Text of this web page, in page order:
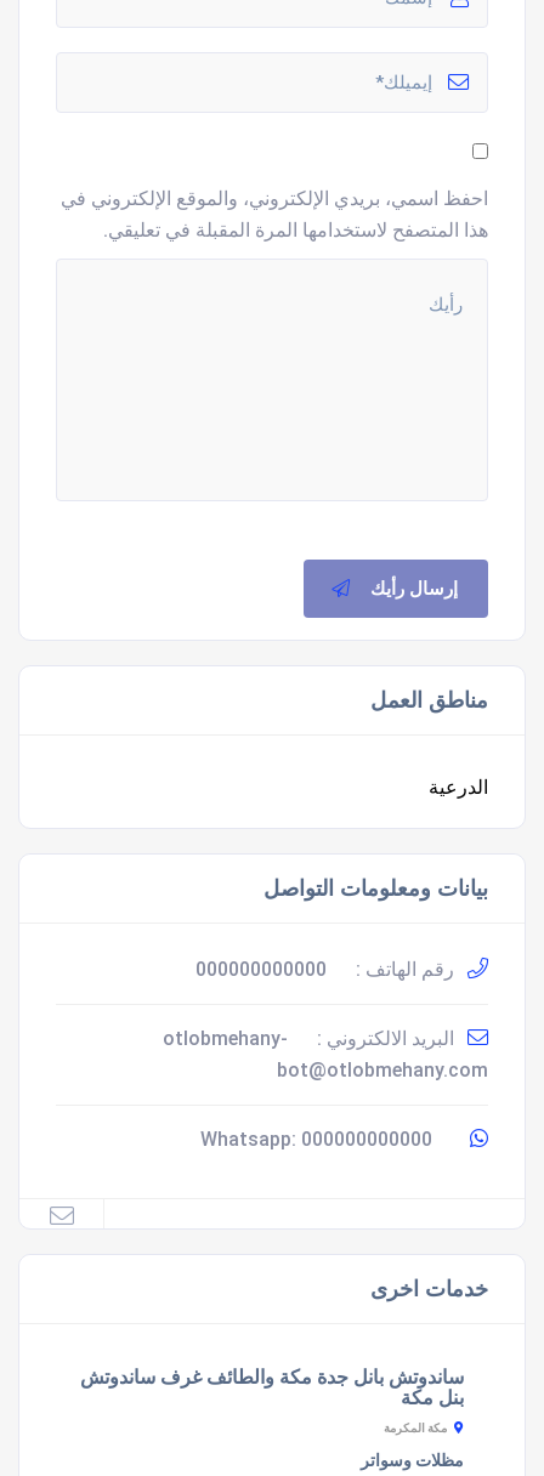
احفظ اسمي، بريدي الإلكتروني، والموقع الإلكتروني في
هذا المتصفح لاستخدامها المرة المقبلة في تعليقي.
إرسال رأيك
مناطق العمل
الدرعية
بيانات ومعلومات التواصل
رقم الهاتف : 000000000000
البريد الالكتروني :
otlobmehany-
bot@otlobmehany.com
000000000000
خدمات اخرى
ساندوتش بانل جدة مكة والطائف غرف ساندوتش
بنل مكة
مكة المكرمة
مظلات وسواتر